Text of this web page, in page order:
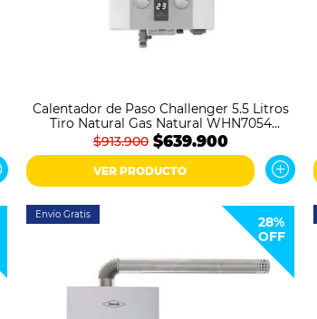
Calentador de Paso Challenger 5.5 Litros
Tiro Natural Gas Natural WHN7054
Blanco Gris
$913.900 $639.900
VER PRODUCTO
Envío Gratis
28%
OFF